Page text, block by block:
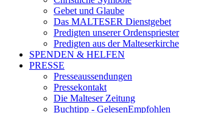
Gebet und Glaube
Das MALTESER Dienstgebet
Predigten unserer Ordenspriester
Predigten aus der Malteserkirche
SPENDEN & HELFEN
PRESSE
Presseaussendungen
Pressekontakt
Die Malteser Zeitung
Buchtipp - GelesenEmpfohlen